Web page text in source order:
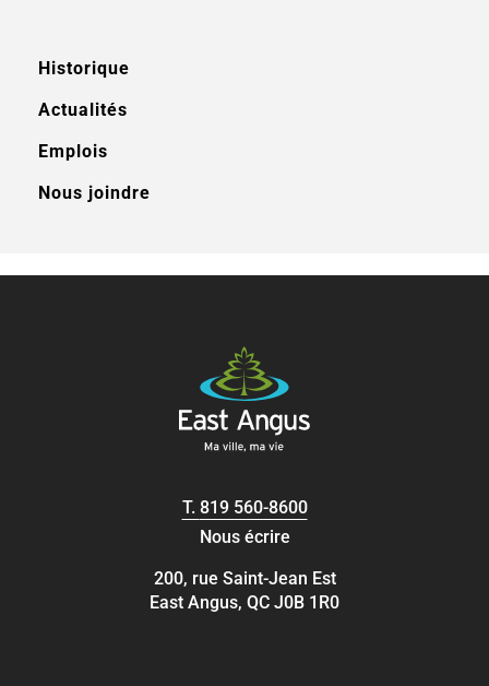
Historique
Actualités
Emplois
Nous joindre
T. 819 560-8600
Nous écrire
200, rue Saint-Jean Est
East Angus, QC J0B 1R0